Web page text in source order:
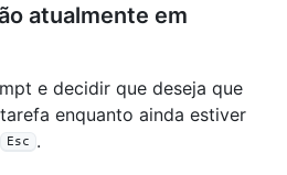
atualmente em
e decidir que deseja que
enquanto ainda estiver
Esc .